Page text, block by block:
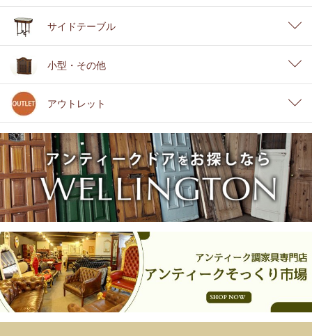
サイドテーブル
小型・その他
アウトレット